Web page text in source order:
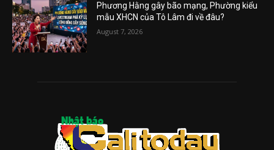
Phương Hằng gây bão mạng, Phường kiểu
mẫu XHCN của Tô Lâm đi về đâu?
August 7, 2026